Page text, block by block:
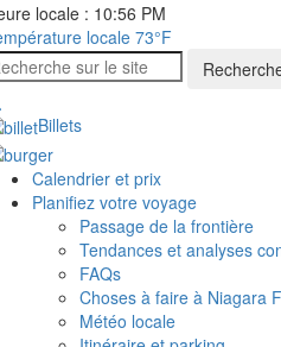
locale : 10:56 PM
locale73°F
Billets
Calendrier et prix
Planifiez votre voyage
Passage de la frontière
Tendances et analyses
FAQs
Choses à faire à Niagara
Météo locale